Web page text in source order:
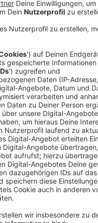
24.04.2023 13:20
will die Bahn bei einer
Bergischen Löwen mit den
Gespräch kommen und sie
informieren. Konkret
dem Gladbacher
seit letztem Montag
15. Juni können Einwände
Gleisausbau soll
modernisiert und der
aufgelöst werden.
beginnt um 18 Uhr